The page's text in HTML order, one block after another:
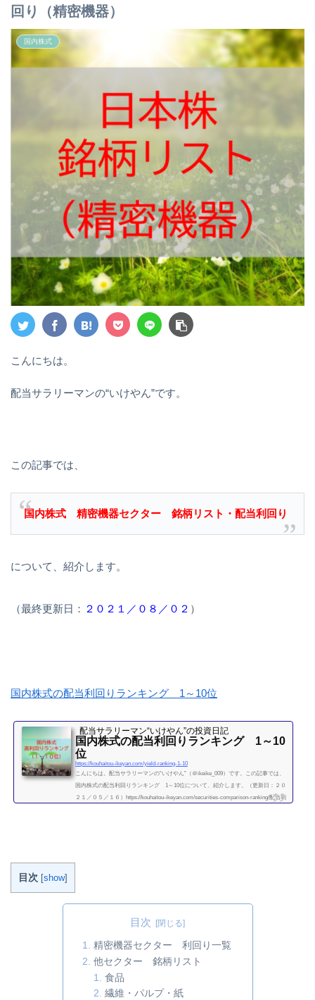
回り（精密機器）
国内株式
こんにちは。
配当サラリーマンの“いけやん”です。
この記事では、
国内株式 精密機器セクター 銘柄リスト・配当利回り
について、紹介します。
（最終更新日： ２０２１／０８／０２ ）
国内株式の配当利回りランキング 1～10位
配当サラリーマン“いけやん”の投資日記 ​
国内株式の配当利回りランキング 1～10
位
https://kouhaitou-ikeyan.com/yield-ranking-1-10
こんにちは。配当サラリーマンの“いけやん”（＠ikeike_009）です。この記事では、
国内株式の配当利回りランキング 1～10位について、紹介します。（更新日：２０
２１／０５／１６）https://kouhaitou-ikeyan.com/securities-comparison-ranking/配当利
続きを読む
目次 [show]
目次
精密機器セクター 利回り一覧
他セクター 銘柄リスト
食品
繊維・パルプ・紙